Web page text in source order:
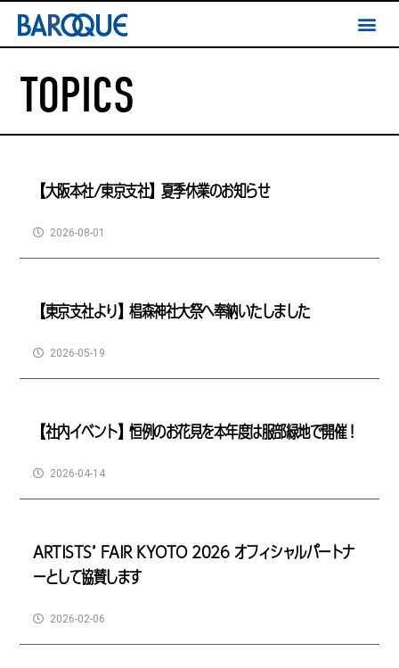
TOPICS
【大阪本社/東京支社】夏季休業のお知らせ
2026-08-01
【東京支社より】椙森神社大祭へ奉納いたしました
2026-05-19
【社内イベント】恒例のお花見を本年度は服部緑地で開催！
2026-04-14
ARTISTS’ FAIR KYOTO 2026 オフィシャルパートナ
ーとして協賛します
2026-02-06